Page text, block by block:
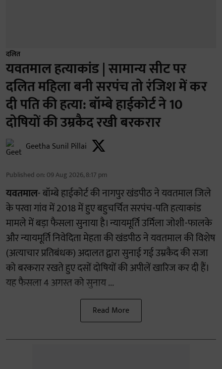
दलित
यवतमाल हत्याकांड | सामान्य सीट पर
दलित महिला बनी सरपंच तो रंजिश में कर
दी पति की हत्या: बॉम्बे हाईकोर्ट ने 10
दोषियों की उम्रकैद रखी बरकरार
Geetha Sunil Pillai
Published on: 09 Aug 2026, 8:17 pm
यवतमाल- बॉम्बे हाईकोर्ट की नागपुर खंडपीठ ने यवतमाल जिले
के परवा गांव में 2018 में हुए बहुचर्चित सरपंच-पति हत्याकांड
मामले में बड़ा फैसला सुनाया है। न्यायमूर्ति उर्मिला जोशी-फालके
और न्यायमूर्ति निवेदिता मेहता की खंडपीठ ने यवतमाल की विशेष
(अत्याचार प्रतिबंधक) अदालत द्वारा सुनाई गई उम्रकैद की सजा
को बरकरार रखते हुए दसों दोषियों की अपीलें खारिज कर दी हैं।
यह फैसला 4 अगस्त को सुनाय ...
Read More